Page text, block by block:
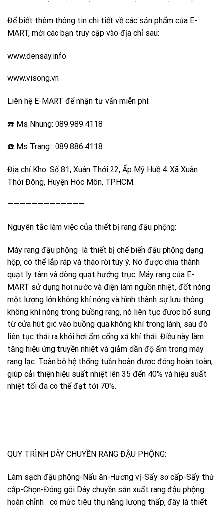
Để biết thêm thông tin chi tiết về các sản phẩm của E-
MART, mời các bạn truy cập vào địa chỉ sau:
www.densay.info
www.visong.vn
Liên hệ E-MART để nhận tư vấn miễn phí:
☎️ Ms Nhung: 089.989.4118
☎️ Ms Trang: 089.886.4118
Địa chỉ Kho: Số 81, Xuân Thới 22, Ấp Mỹ Huề 4, Xã Xuân
Thới Đông, Huyện Hóc Môn, TPHCM.
—————————————
Nguyên tắc làm việc của thiết bị rang đậu phộng:
Máy rang đậu phộng là thiết bị chế biến đậu phộng dạng
hộp, có thể lắp ráp và tháo rời tùy ý. Nó được chia thành
quạt ly tâm và dòng quạt hướng trục. Máy rang của E-
MART sử dụng hơi nước và điện làm nguồn nhiệt, đốt nóng
một lượng lớn không khí nóng và hình thành sự lưu thông
không khí nóng trong buồng rang, nó liên tục được bổ sung
từ cửa hút gió vào buồng qua không khí trong lành, sau đó
liên tục thải ra khỏi hơi ẩm cổng xả khí thải. Điều này làm
tăng hiệu ứng truyền nhiệt và giảm dần độ ẩm trong máy
rang lạc. Toàn bộ hệ thống tuần hoàn được đóng hoàn toàn,
giúp cải thiện hiệu suất nhiệt lên 35 đến 40% và hiệu suất
nhiệt tối đa có thể đạt tới 70%.
QUY TRÌNH DÂY CHUYỀN RANG ĐẬU PHỘNG:
Làm sạch đậu phộng-Nấu ăn-Hương vị-Sấy sơ cấp-Sấy thứ
cấp-Chọn-Đóng gói Dây chuyền sản xuất rang đậu phộng
hoàn chỉnh có mức tiêu thụ năng lượng thấp, đây là thiết